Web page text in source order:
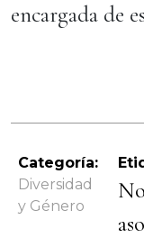
encargada de
Categoría:
Diversidad
y Género